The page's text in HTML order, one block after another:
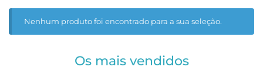
Nenhum produto foi encontrado para a sua seleção.
Os mais vendidos